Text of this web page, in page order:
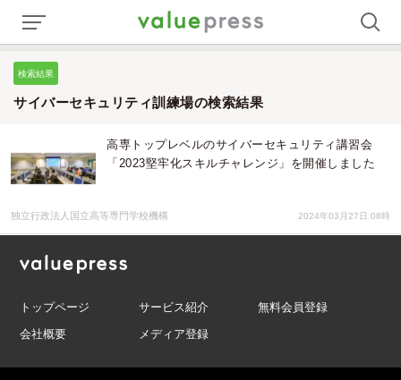
検索結果
サイバーセキュリティ訓練場の検索結果
高専トップレベルのサイバーセキュリティ講習会
「2023堅牢化スキルチャレンジ」を開催しました
独立行政法人国立高等専門学校機構 2024年03月27日 08時
トップページ サービス紹介
無料会員登録
会社概要
メディア登録